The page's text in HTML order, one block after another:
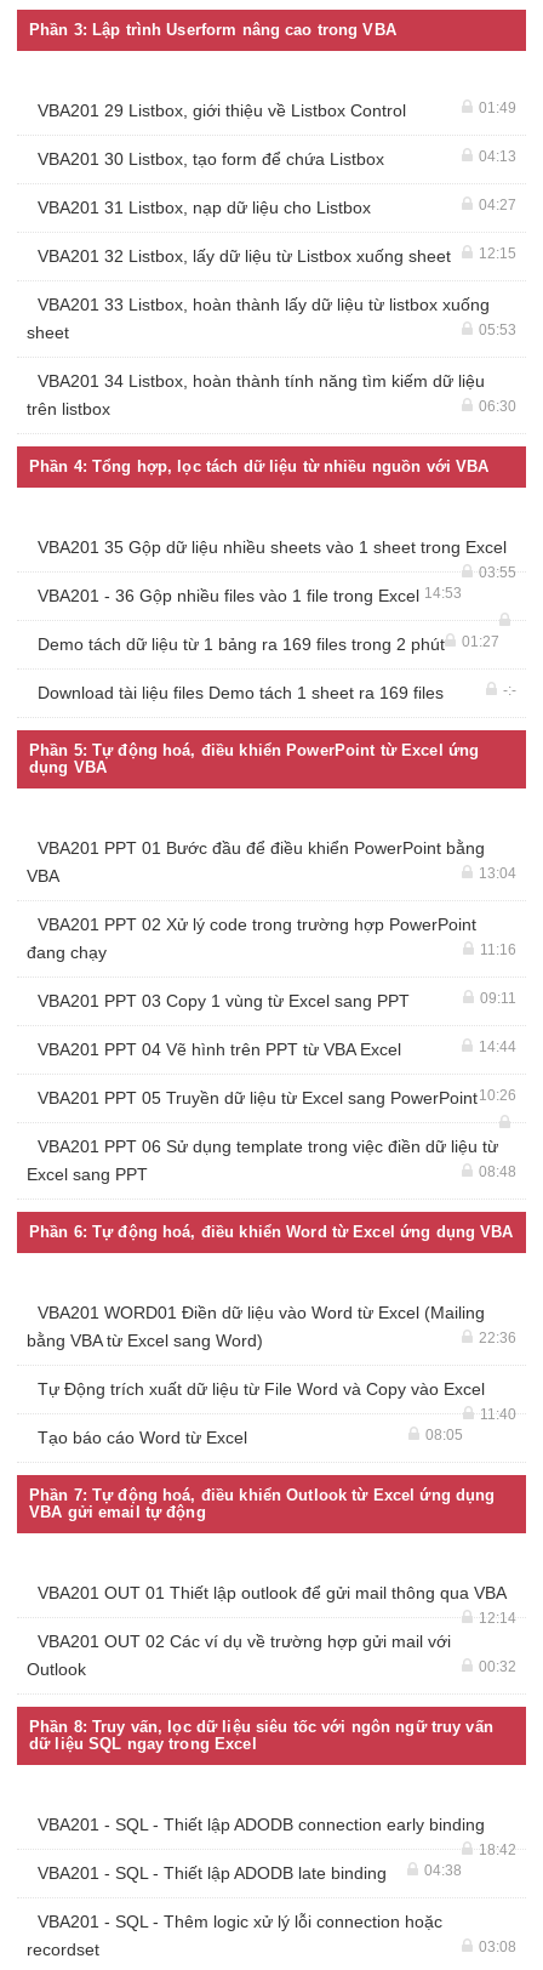
Phần 3: Lập trình Userform nâng cao trong VBA
VBA201 29 Listbox, giới thiệu về Listbox Control 01:49
VBA201 30 Listbox, tạo form để chứa Listbox 04:13
VBA201 31 Listbox, nạp dữ liệu cho Listbox 04:27
VBA201 32 Listbox, lấy dữ liệu từ Listbox xuống sheet 12:15
VBA201 33 Listbox, hoàn thành lấy dữ liệu từ listbox xuống
sheet
05:53
VBA201 34 Listbox, hoàn thành tính năng tìm kiếm dữ liệu
trên listbox
06:30
Phần 4: Tổng hợp, lọc tách dữ liệu từ nhiều nguồn với VBA
VBA201 35 Gộp dữ liệu nhiều sheets vào 1 sheet trong Excel
03:55
VBA201 - 36 Gộp nhiều files vào 1 file trong Excel 14:53
Demo tách dữ liệu từ 1 bảng ra 169 files trong 2 phút 01:27
Download tài liệu files Demo tách 1 sheet ra 169 files -:-
Phần 5: Tự động hoá, điều khiển PowerPoint từ Excel ứng
dụng VBA
VBA201 PPT 01 Bước đầu để điều khiển PowerPoint bằng
VBA
13:04
VBA201 PPT 02 Xử lý code trong trường hợp PowerPoint
đang chạy
11:16
VBA201 PPT 03 Copy 1 vùng từ Excel sang PPT 09:11
VBA201 PPT 04 Vẽ hình trên PPT từ VBA Excel 14:44
VBA201 PPT 05 Truyền dữ liệu từ Excel sang PowerPoint10:26
VBA201 PPT 06 Sử dụng template trong việc điền dữ liệu từ
Excel sang PPT
08:48
Phần 6: Tự động hoá, điều khiển Word từ Excel ứng dụng VBA
VBA201 WORD01 Điền dữ liệu vào Word từ Excel (Mailing
bằng VBA từ Excel sang Word)
22:36
Tự Động trích xuất dữ liệu từ File Word và Copy vào Excel
11:40
Tạo báo cáo Word từ Excel 08:05
Phần 7: Tự động hoá, điều khiển Outlook từ Excel ứng dụng
VBA gửi email tự động
VBA201 OUT 01 Thiết lập outlook để gửi mail thông qua VBA
12:14
VBA201 OUT 02 Các ví dụ về trường hợp gửi mail với
Outlook
00:32
Phần 8: Truy vấn, lọc dữ liệu siêu tốc với ngôn ngữ truy vấn
dữ liệu SQL ngay trong Excel
VBA201 - SQL - Thiết lập ADODB connection early binding
18:42
VBA201 - SQL - Thiết lập ADODB late binding 04:38
VBA201 - SQL - Thêm logic xử lý lỗi connection hoặc
recordset
03:08